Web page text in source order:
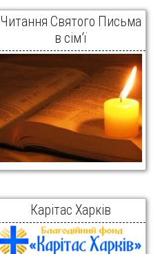
Читання Святого Письма
в сім’ї
Карітас Харків